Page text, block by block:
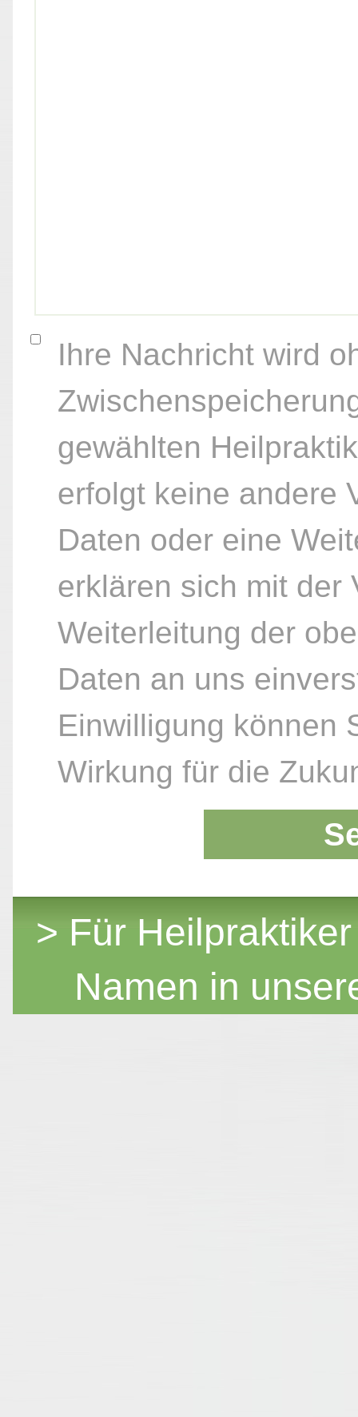
Ihre Nachricht wird
gewählten
erfolgt keine andere
Daten oder eine
erklären sich mit der
Weiterleitung der
Daten an uns
Einwilligung können
Wirkung für die
> Für
Namen in